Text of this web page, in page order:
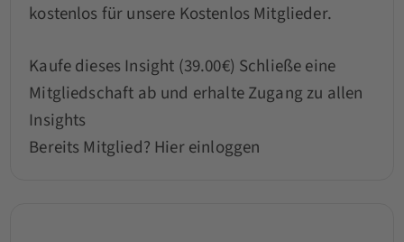
kostenlos für unsere Kostenlos Mitglieder.
Kaufe dieses Insight (39.00€) Schließe eine
Mitgliedschaft ab und erhalte Zugang zu allen
Insights
Bereits Mitglied? Hier einloggen